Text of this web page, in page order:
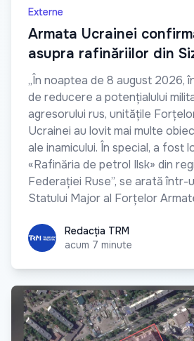
Externe
Armata Ucrainei
asupra rafinăriilor din
„În noaptea de 8 august 2026,
de reducere a potențialului
agresorului rus, unitățile
Ucrainei au lovit mai multe
ale inamicului. În special, a fost
«Rafinăria de petrol Ilsk» din
Federației Ruse”, se arată într-
Statului Major al Forțelor
Redacția TRM
Redacția TRM
acum 7 minute